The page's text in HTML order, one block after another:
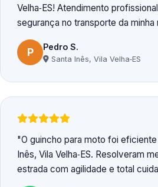
Velha‑ES! Atendimento
segurança no transporte da
P Pedro S.
Santa Inês, Vila Velha‑ES
O guincho para moto foi
Inês, Vila Velha‑ES. Resolveram
estrada com agilidade e total